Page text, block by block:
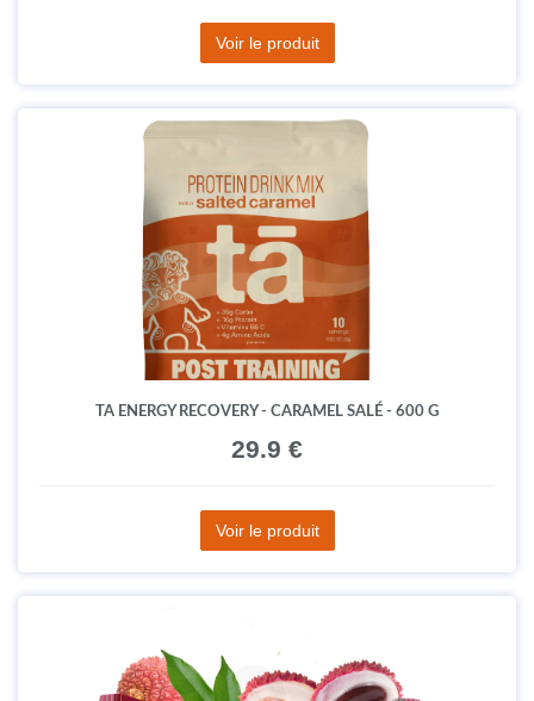
Voir le produit
TA ENERGY RECOVERY - CARAMEL SALÉ - 600 G
29.9 €
Voir le produit